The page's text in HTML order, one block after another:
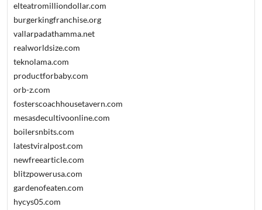
elteatromilliondollar.com
burgerkingfranchise.org
vallarpadathamma.net
realworldsize.com
teknolama.com
productforbaby.com
orb-z.com
fosterscoachhousetavern.com
mesasdecultivoonline.com
boilersnbits.com
latestviralpost.com
newfreearticle.com
blitzpowerusa.com
gardenofeaten.com
hycys05.com